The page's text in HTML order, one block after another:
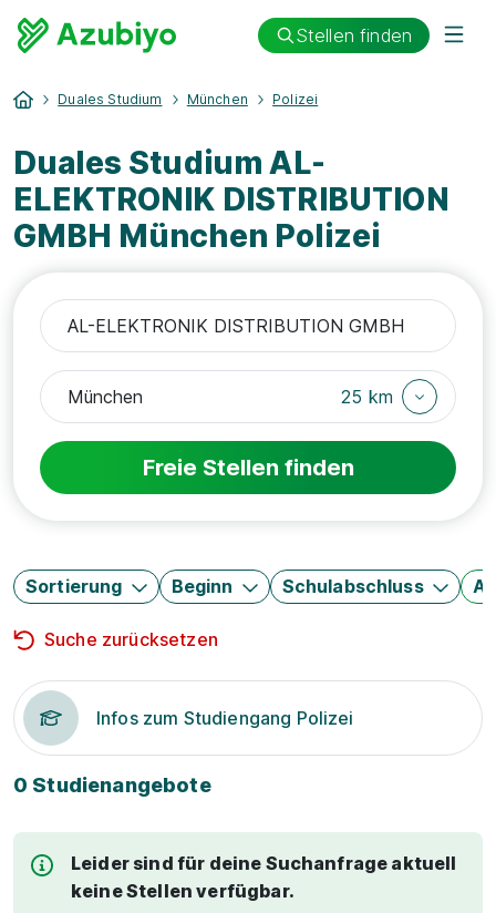
Stellen finden
Duales Studium München Polizei
Duales Studium AL-
ELEKTRONIK DISTRIBUTION
GMBH München Polizei
25 km
Freie Stellen finden
Sortierung Beginn Schulabschluss
Suche zurücksetzen
Infos zum Studiengang Polizei
0 Studienangebote
Leider sind für deine Suchanfrage aktuell
keine Stellen verfügbar.